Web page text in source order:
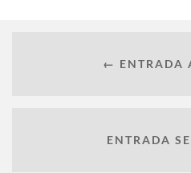
← ENTRADA
ENTRADA